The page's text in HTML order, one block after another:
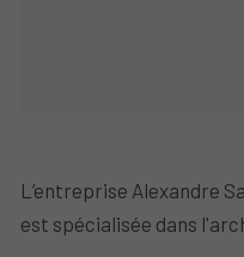
L’entreprise Alexandre
est spécialisée dans